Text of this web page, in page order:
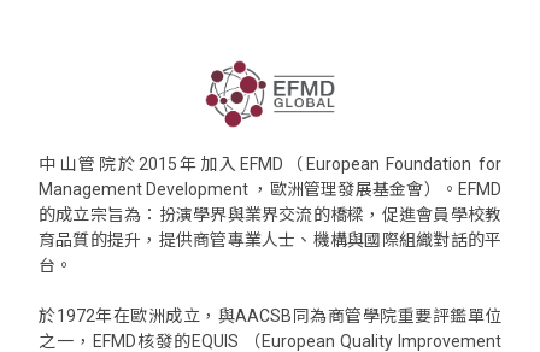
中山管院於2015年加入EFMD（European Foundation for
Management Development ，歐洲管理發展基金會）。EFMD
的成立宗旨為：扮演學界與業界交流的橋樑，促進會員學校教
育品質的提升，提供商管專業人士、機構與國際組織對話的平
台。
於1972年在歐洲成立，與AACSB同為商管學院重要評鑑單位
之一，EFMD核發的EQUIS （European Quality Improvement